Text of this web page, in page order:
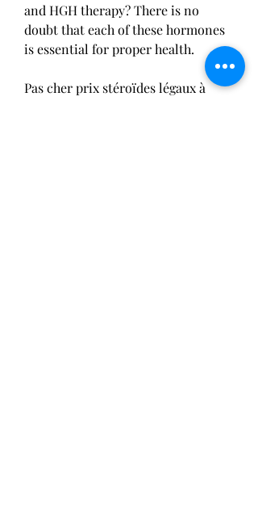
and HGH therapy? There is no
doubt that each of these hormones
is essential for proper health.
Pas cher prix stéroïdes légaux à